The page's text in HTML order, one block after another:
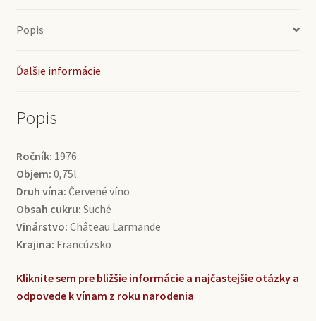
(0,75l)
Popis
Ďalšie informácie
Popis
Ročník: 1976
Objem: 0,75l
Druh vína: Červené víno
Obsah cukru: Suché
Vinárstvo: Château Larmande
Krajina: Francúzsko
Kliknite sem pre bližšie informácie a najčastejšie otázky a
odpovede k vínam z roku narodenia